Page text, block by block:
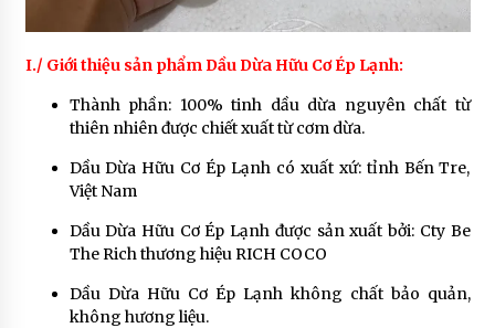
I./ Giới thiệu sản phẩm Dầu Dừa Hữu Cơ Ép Lạnh:
Thành phần: 100% tinh dầu dừa nguyên chất từ
thiên nhiên được chiết xuất từ cơm dừa.
Dầu Dừa Hữu Cơ Ép Lạnh có xuất xứ: tỉnh Bến Tre,
Việt Nam
Dầu Dừa Hữu Cơ Ép Lạnh được sản xuất bởi: Cty Be
The Rich thương hiệu RICH COCO
Dầu Dừa Hữu Cơ Ép Lạnh không chất bảo quản,
không hương liệu.